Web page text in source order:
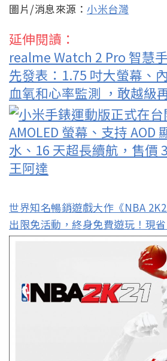
圖片/消息來源： 小米台灣
延伸閱讀：
realme Watch 2 Pro 智慧
先發表：1.75 吋大螢幕、
血氧和心率監測 ，敢越級
世界知名暢銷遊戲大作《NBA
出限免活動，終身免費遊玩！現